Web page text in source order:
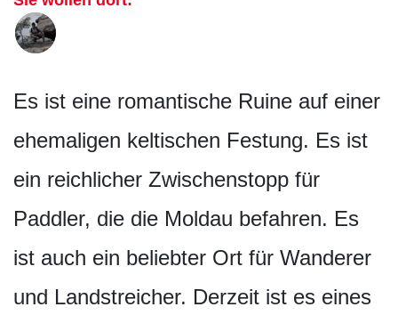
Es ist eine romantische Ruine auf einer
ehemaligen keltischen Festung. Es ist
ein reichlicher Zwischenstopp für
Paddler, die die Moldau befahren. Es
ist auch ein beliebter Ort für Wanderer
und Landstreicher. Derzeit ist es eines